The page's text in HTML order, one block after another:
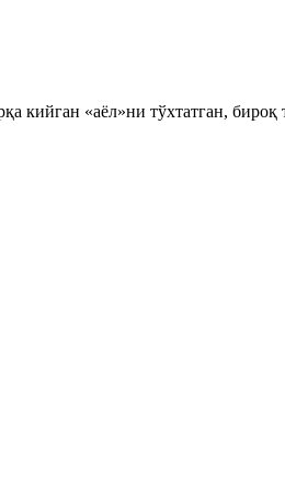
кийган «аёл»ни тўхтатган, бироқ